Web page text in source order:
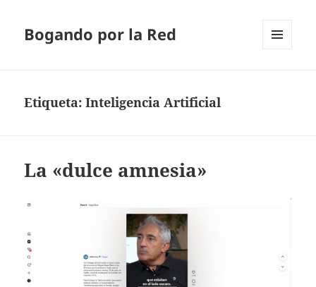
Bogando por la Red
Etiqueta:Inteligencia Artificial
La «dulce amnesia»